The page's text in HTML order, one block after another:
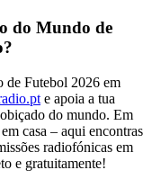
do Mundo de
de Futebol 2026 em
e apoia a tua
do mundo. Em
casa – aqui encontras
radiofónicas em
e gratuitamente!